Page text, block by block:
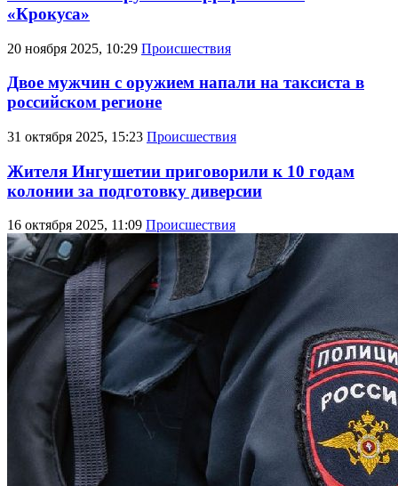
«Крокуса»
20 ноября 2025, 10:29 Происшествия
Двое мужчин с оружием напали на таксиста в
российском регионе
31 октября 2025, 15:23 Происшествия
Жителя Ингушетии приговорили к 10 годам
колонии за подготовку диверсии
16 октября 2025, 11:09 Происшествия